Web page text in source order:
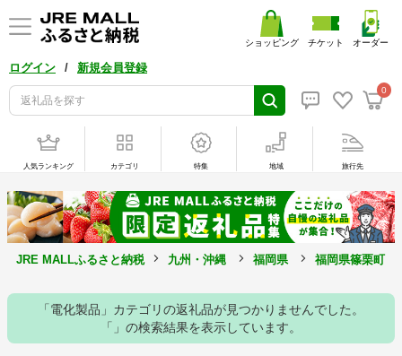
ログイン / 新規会員登録
0
ショッピング チケット オーダー
人気ランキング カテゴリ 特集 地域 旅行先
JRE MALLふるさと納税 九州・沖縄 福岡県 福岡県篠栗町
「電化製品」カテゴリの返礼品が見つかりませんでした。
「」の検索結果を表示しています。